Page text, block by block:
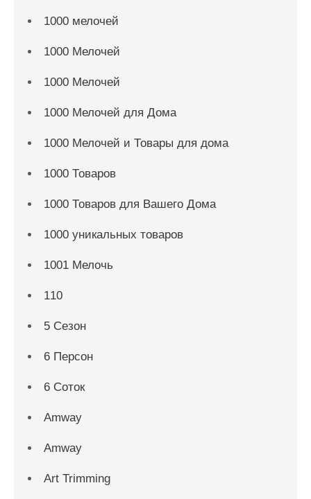
1000 мелочей
1000 Мелочей
1000 Мелочей
1000 Мелочей для Дома
1000 Мелочей и Товары для дома
1000 Товаров
1000 Товаров для Вашего Дома
1000 уникальных товаров
1001 Мелочь
110
5 Сезон
6 Персон
6 Соток
Amway
Amway
Art Trimming